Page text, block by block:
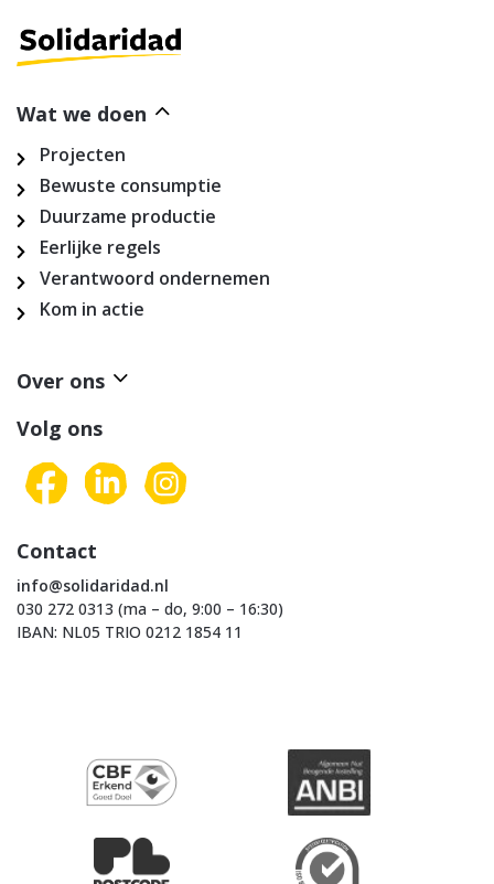
Wat we doen
Projecten
Bewuste consumptie
Duurzame productie
Eerlijke regels
Verantwoord ondernemen
Kom in actie
Over ons
Volg ons
Contact
info@solidaridad.nl
030 272 0313 (ma – do, 9:00 – 16:30)
IBAN: NL05 TRIO 0212 1854 11